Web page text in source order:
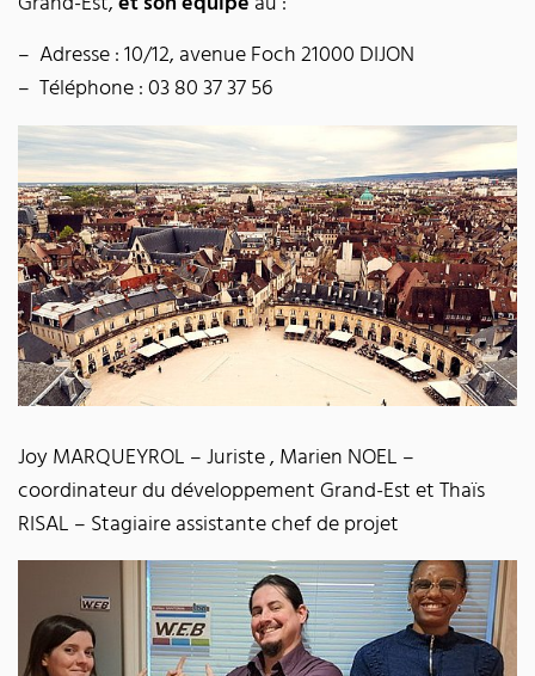
Adresse : 10/12, avenue Foch 21000 DIJON
Téléphone : 03 80 37 37 56
Joy MARQUEYROL – Juriste , Marien NOEL –
coordinateur du développement Grand-Est et Thaïs
RISAL – Stagiaire assistante chef de projet